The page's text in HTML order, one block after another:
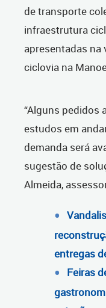
de transporte
infraestrutura
apresentadas
ciclovia na
“Alguns pedidos
estudos em
demanda será
sugestão de
Almeida,
entregas
Feiras